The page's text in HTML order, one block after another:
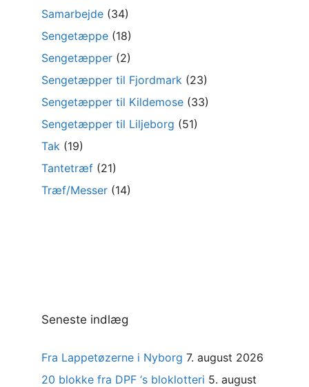
Samarbejde (34)
Sengetæppe (18)
Sengetæpper (2)
Sengetæpper til Fjordmark (23)
Sengetæpper til Kildemose (33)
Sengetæpper til Liljeborg (51)
Tak (19)
Tantetræf (21)
Træf/Messer (14)
Seneste indlæg
Fra Lappetøzerne i Nyborg 7. august 2026
20 blokke fra DPF ‘s bloklotteri 5. august